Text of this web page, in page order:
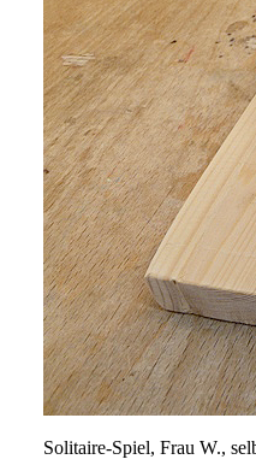
Solitaire-Spiel, Frau W.,